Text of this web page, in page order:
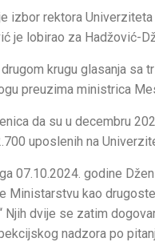
izbor rektora
je lobirao za Hadžović-
krugu glasanja
preuzima ministrica
da su u decembru
uposlenih na
07.10.2024. godine
Ministarstvu kao
Njih dvije se zatim
nadzora po